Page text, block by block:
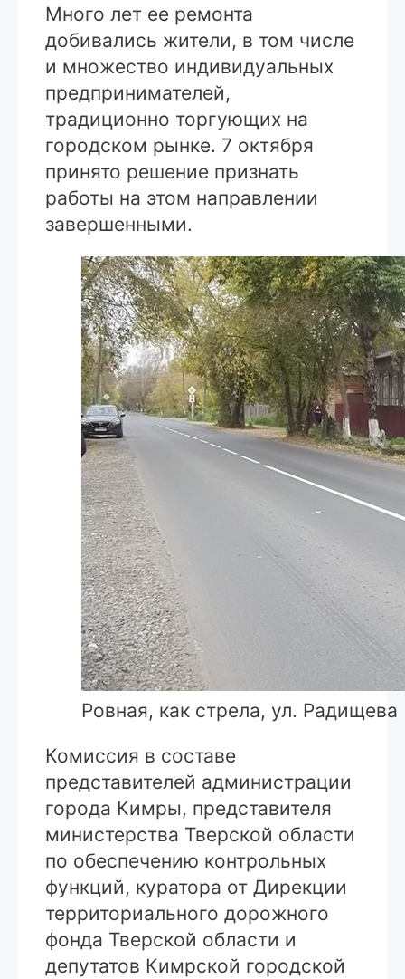
Много лет ее ремонта
добивались жители, в том числе
и множество индивидуальных
предпринимателей,
традиционно торгующих на
городском рынке. 7 октября
принято решение признать
работы на этом направлении
завершенными.
Ровная, как стрела, ул. Радищева
Комиссия в составе
представителей администрации
города Кимры, представителя
министерства Тверской области
по обеспечению контрольных
функций, куратора от Дирекции
территориального дорожного
фонда Тверской области и
депутатов Кимрской городской